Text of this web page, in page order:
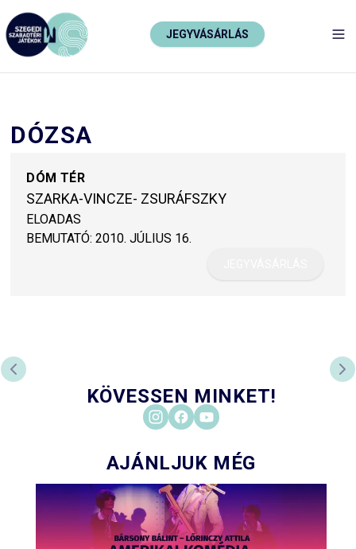
JEGYVÁSÁRLÁS
DÓZSA
DÓM TÉR
SZARKA-VINCZE- ZSURÁFSZKY
ELOADAS
BEMUTATÓ: 2010. JÚLIUS 16.
PREVIOUS SLIDE
KÖVESSEN MINKET!
AJÁNLJUK MÉG